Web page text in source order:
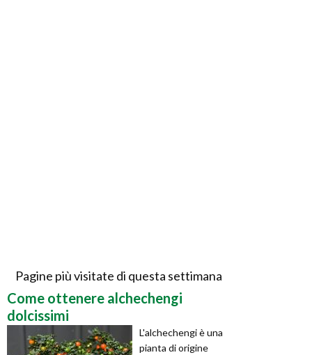
Pagine più visitate di questa settimana
Come ottenere alchechengi
dolcissimi
L'alchechengi è una
pianta di origine